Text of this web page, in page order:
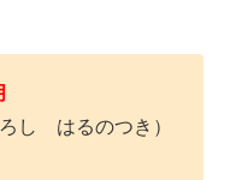
し はるのつき）